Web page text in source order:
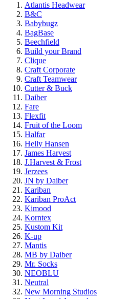
Atlantis Headwear
B&C
Babybugz
BagBase
Beechfield
Build your Brand
Clique
Craft Corporate
Craft Teamwear
Cutter & Buck
Daiber
Fare
Flexfit
Fruit of the Loom
Halfar
Helly Hansen
James Harvest
J.Harvest & Frost
Jerzees
JN by Daiber
Kariban
Kariban ProAct
Kimood
Korntex
Kustom Kit
K-up
Mantis
MB by Daiber
Mr. Socks
NEOBLU
Neutral
New Morning Studios